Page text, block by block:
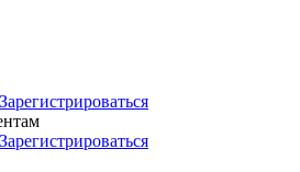
Зарегистрироваться
Зарегистрироваться